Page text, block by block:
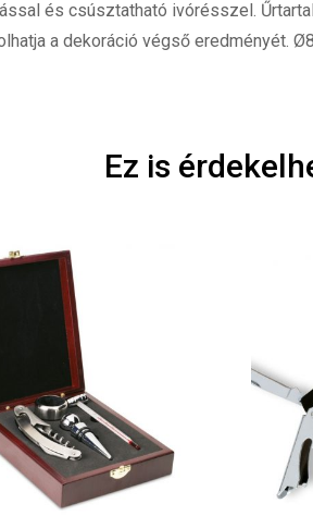
és csúsztatható ivórésszel.
a dekoráció végső eredményét.
Ez is